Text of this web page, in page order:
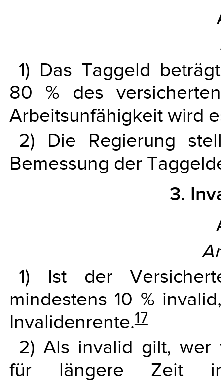
1) Das Taggeld
80 % des
Arbeitsunfähigkeit wird
2) Die Regierung
Bemessung der
3.
1) Ist der
mindestens 10 %
Invalidenrente.17
2) Als invalid gilt, wer
für längere Zeit in